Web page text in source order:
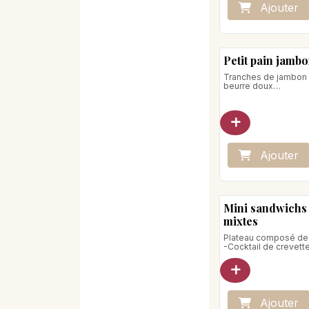
Ajouter
Petit pain
Tranches de
beurre doux
Ajouter
Mini
mixtes
Plateau composé
-Cocktail de
-Fromage de
d'épinard et
-Jambon de Parme,
pesto, roquette
-Rillettes de thon,
Ajouter